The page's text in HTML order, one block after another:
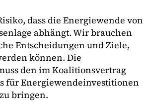
dass die Energiewende von
abhängt. Wir brauchen
Entscheidungen und Ziele,
können. Die
den im Koalitionsvertrag
für Energiewendeinvestitionen
bringen.